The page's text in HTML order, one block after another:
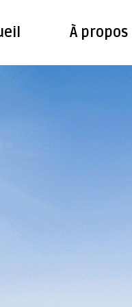
À propos